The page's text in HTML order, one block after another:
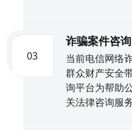
03
诈骗案件咨询
当前电信网络
群众财产安全
询平台为帮助
关法律咨询服务